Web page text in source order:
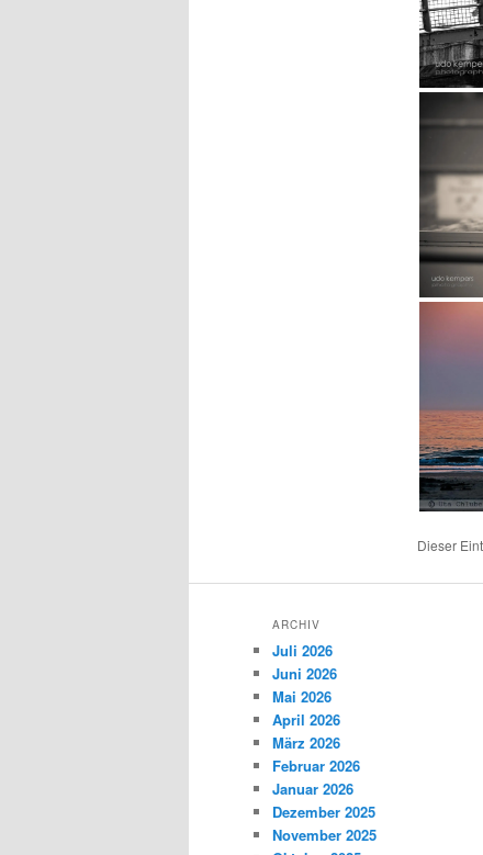
Dieser
ARCHIV
Juli 2026
Juni 2026
Mai 2026
April 2026
März 2026
Februar 2026
Januar 2026
Dezember 2025
November 2025